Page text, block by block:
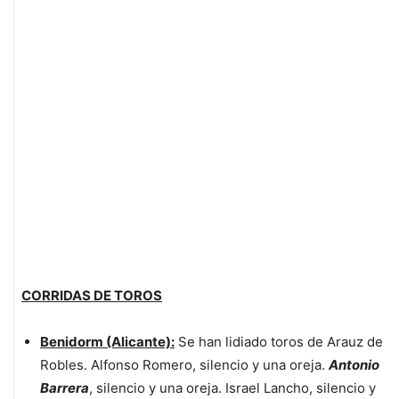
CORRIDAS DE TOROS
Benidorm (Alicante): Se han lidiado toros de Arauz de
Robles. Alfonso Romero, silencio y una oreja. Antonio
Barrera, silencio y una oreja. Israel Lancho, silencio y